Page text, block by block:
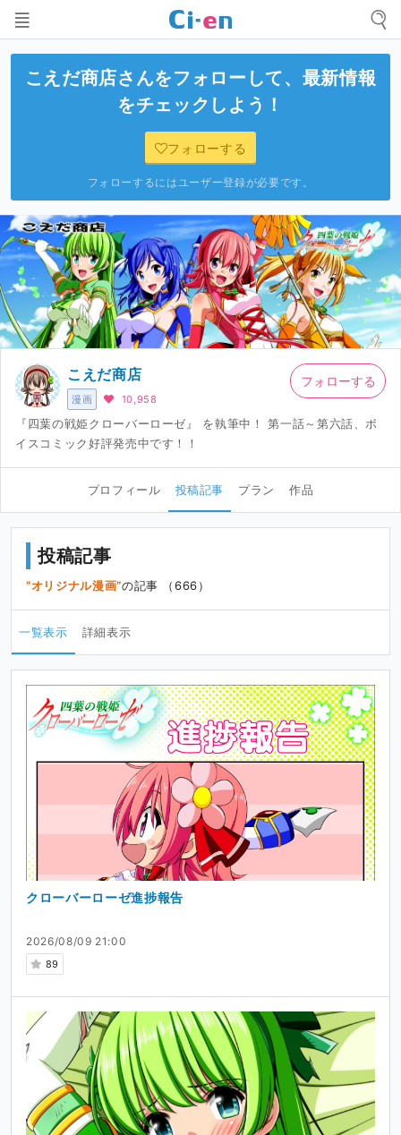
こえだ商店さんをフォローして、最新情報
をチェックしよう！
フォローする
フォローするにはユーザー登録が必要です。
漫画
こえだ商店
10,958
『四葉の戦姫クローバーローゼ』 を執筆中！ 第一話～第六話、ボ
イスコミック好評発売中です！！
フォローする
プロフィール 投稿記事 プラン 作品
投稿記事
オリジナル漫画 の記事 （666）
一覧表示 詳細表示
2026/08/09 21:00
89
クローバーローゼ進捗報告